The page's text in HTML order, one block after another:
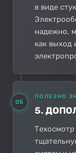
в виде
надежно,
как выход
05
ПОЛЕЗНО
5.